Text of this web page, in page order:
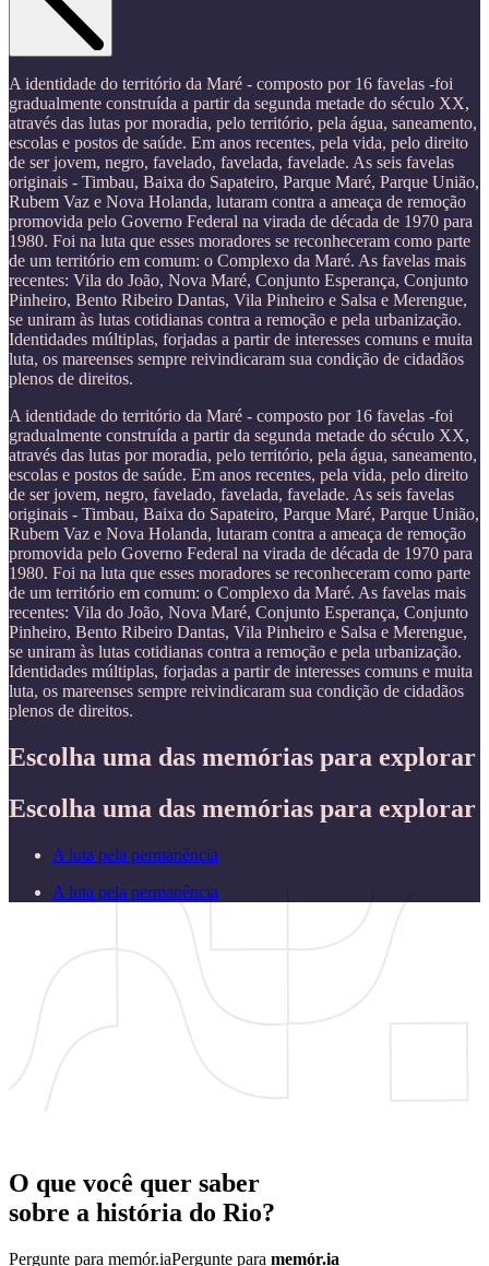
A identidade do território da Maré - composto por 16 favelas -foi
gradualmente construída a partir da segunda metade do século XX,
através das lutas por moradia, pelo território, pela água, saneamento,
escolas e postos de saúde. Em anos recentes, pela vida, pelo direito
de ser jovem, negro, favelado, favelada, favelade. As seis favelas
originais - Timbau, Baixa do Sapateiro, Parque Maré, Parque União,
Rubem Vaz e Nova Holanda, lutaram contra a ameaça de remoção
promovida pelo Governo Federal na virada de década de 1970 para
1980. Foi na luta que esses moradores se reconheceram como parte
de um território em comum: o Complexo da Maré. As favelas mais
recentes: Vila do João, Nova Maré, Conjunto Esperança, Conjunto
Pinheiro, Bento Ribeiro Dantas, Vila Pinheiro e Salsa e Merengue,
se uniram às lutas cotidianas contra a remoção e pela urbanização.
Identidades múltiplas, forjadas a partir de interesses comuns e muita
luta, os mareenses sempre reivindicaram sua condição de cidadãos
plenos de direitos.
A identidade do território da Maré - composto por 16 favelas -foi
gradualmente construída a partir da segunda metade do século XX,
através das lutas por moradia, pelo território, pela água, saneamento,
escolas e postos de saúde. Em anos recentes, pela vida, pelo direito
de ser jovem, negro, favelado, favelada, favelade. As seis favelas
originais - Timbau, Baixa do Sapateiro, Parque Maré, Parque União,
Rubem Vaz e Nova Holanda, lutaram contra a ameaça de remoção
promovida pelo Governo Federal na virada de década de 1970 para
1980. Foi na luta que esses moradores se reconheceram como parte
de um território em comum: o Complexo da Maré. As favelas mais
recentes: Vila do João, Nova Maré, Conjunto Esperança, Conjunto
Pinheiro, Bento Ribeiro Dantas, Vila Pinheiro e Salsa e Merengue,
se uniram às lutas cotidianas contra a remoção e pela urbanização.
Identidades múltiplas, forjadas a partir de interesses comuns e muita
luta, os mareenses sempre reivindicaram sua condição de cidadãos
plenos de direitos.
Escolha uma das memórias para explorar
Escolha uma das memórias para explorar
A luta pela permanência
A luta pela permanência
O que você quer saber
sobre a história do Rio?
Pergunte para memór.iaPergunte para memór.ia